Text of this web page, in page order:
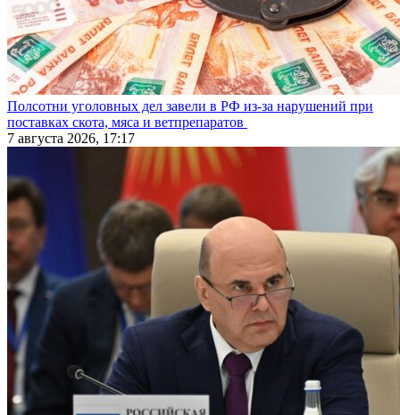
Полсотни уголовных дел завели в РФ из-за нарушений при
поставках скота, мяса и ветпрепаратов
7 августа 2026, 17:17